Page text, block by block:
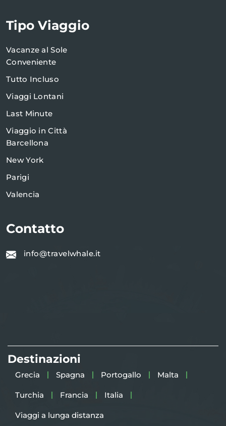
Tipo Viaggio
Vacanze al Sole
Conveniente
Tutto Incluso
Viaggi Lontani
Last Minute
Viaggio in Città
Barcellona
New York
Parigi
Valencia
Contatto
info@travelwhale.it
Destinazioni
Grecia Spagna Portogallo Malta
Turchia Francia Italia
Viaggi a lunga distanza